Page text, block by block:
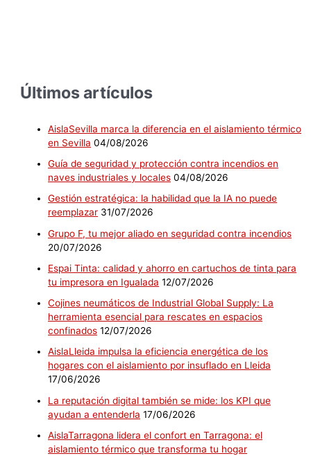
Últimos artículos
AislaSevilla marca la diferencia en el aislamiento térmico
en Sevilla 04/08/2026
Guía de seguridad y protección contra incendios en
naves industriales y locales 04/08/2026
Gestión estratégica: la habilidad que la IA no puede
reemplazar 31/07/2026
Grupo F, tu mejor aliado en seguridad contra incendios
20/07/2026
Espai Tinta: calidad y ahorro en cartuchos de tinta para
tu impresora en Igualada 12/07/2026
Cojines neumáticos de Industrial Global Supply: La
herramienta esencial para rescates en espacios
confinados 12/07/2026
AislaLleida impulsa la eficiencia energética de los
hogares con el aislamiento por insuflado en Lleida
17/06/2026
La reputación digital también se mide: los KPI que
ayudan a entenderla 17/06/2026
AislaTarragona lidera el confort en Tarragona: el
aislamiento térmico que transforma tu hogar